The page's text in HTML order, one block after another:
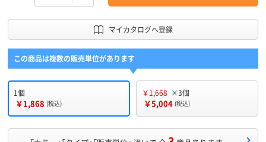
マイカタログへ登録
この商品は複数の販売単位があります
1個
￥1,868 (税込)
￥1,668 ×3個
￥5,004 (税込)